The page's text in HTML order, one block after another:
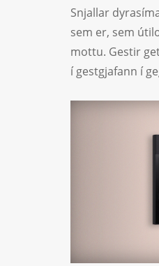
Snjallar
sem er, sem
mottu. Gestir
í gestgjafann í